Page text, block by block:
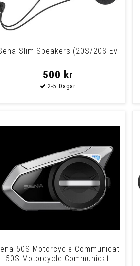
Slim Speakers (20S/20S Ev
500 kr
50S Motorcycle Communicat
50S Motorcycle Communicat